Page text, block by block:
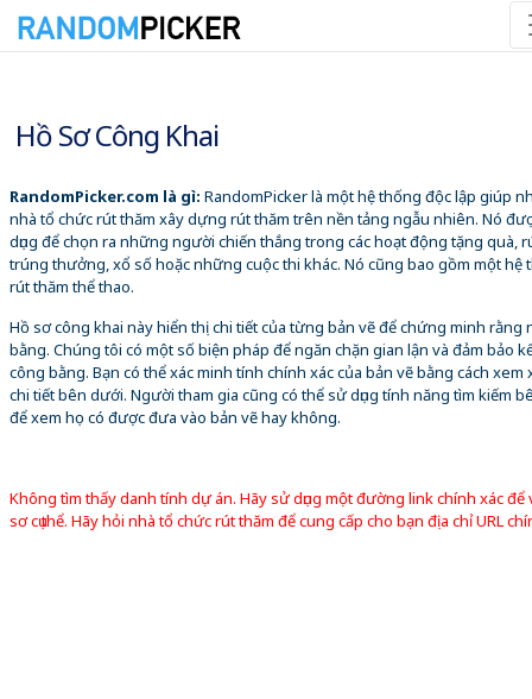
Hồ Sơ Công Khai
RandomPicker.com là gì: RandomPicker là một hệ thống độc lập giúp
nhà tổ chức rút thăm xây dựng rút thăm trên nền tảng ngẫu nhiên. Nó
dụng để chọn ra những người chiến thắng trong các hoạt động tặng quà,
trúng thưởng, xổ số hoặc những cuộc thi khác. Nó cũng bao gồm một hệ
rút thăm thể thao.
Hồ sơ công khai này hiển thị chi tiết của từng bản vẽ để chứng minh rằng
bằng. Chúng tôi có một số biện pháp để ngăn chặn gian lận và đảm bảo
công bằng. Bạn có thể xác minh tính chính xác của bản vẽ bằng cách xem
chi tiết bên dưới. Người tham gia cũng có thể sử dụng tính năng tìm kiếm
để xem họ có được đưa vào bản vẽ hay không.
Không tìm thấy danh tính dự án. Hãy sử dụng một đường link chính xác để
sơ cụ thể. Hãy hỏi nhà tổ chức rút thăm để cung cấp cho bạn địa chỉ URL